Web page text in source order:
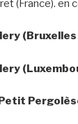
(France). en